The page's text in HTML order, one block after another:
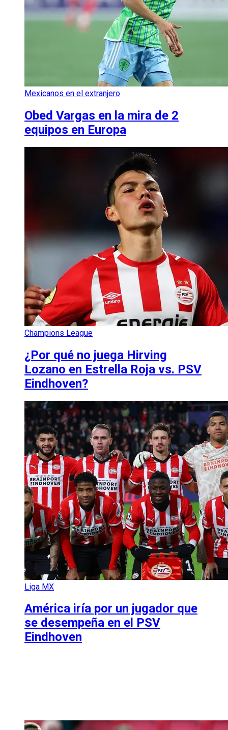
Mexicanos en el extranjero
Obed Vargas en la mira de 2
equipos en Europa
Champions League
¿Por qué no juega Hirving
Lozano en Estrella Roja vs. PSV
Eindhoven?
Liga MX
América iría por un jugador que
se desempeña en el PSV
Eindhoven